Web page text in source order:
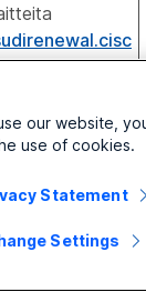
-sivustolla
our website,
use of cookies.
Statement
Settings